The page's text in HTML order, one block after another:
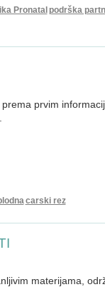
Pronatal podrška
prvim
carski rez
materijama,